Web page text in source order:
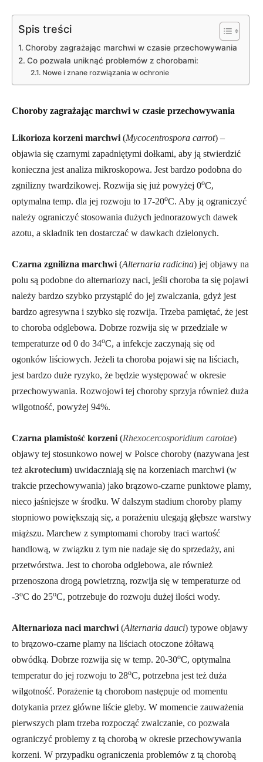
Spis treści
Choroby zagrażając marchwi w czasie przechowywania
Co pozwala uniknąć problemów z chorobami:
Nowe i znane rozwiązania w ochronie
Choroby zagrażając marchwi w czasie przechowywania
Likorioza korzeni marchwi(Mycocentrospora carrot) –
objawia się czarnymi zapadniętymi dołkami, aby ją stwierdzić
konieczna jest analiza mikroskopowa. Jest bardzo podobna do
zgnilizny twardzikowej. Rozwija się już powyżej 0oC,
optymalna temp. dla jej rozwoju to 17-20oC. Aby ją ograniczyć
należy ograniczyć stosowania dużych jednorazowych dawek
azotu, a składnik ten dostarczać w dawkach dzielonych.
Czarna zgnilizna marchwi(Alternaria radicina) jej objawy na
polu są podobne do alternariozy naci, jeśli choroba ta się pojawi
należy bardzo szybko przystąpić do jej zwalczania, gdyż jest
bardzo agresywna i szybko się rozwija. Trzeba pamiętać, że jest
to choroba odglebowa. Dobrze rozwija się w przedziale w
temperaturze od 0 do 34oC, a infekcje zaczynają się od
ogonków liściowych. Jeżeli ta choroba pojawi się na liściach,
jest bardzo duże ryzyko, że będzie występować w okresie
przechowywania. Rozwojowi tej choroby sprzyja również duża
wilgotność, powyżej 94%.
Czarna plamistość korzeni(Rhexocercosporidium carotae)
objawy tej stosunkowo nowej w Polsce choroby (nazywana jest
też akrotecium) uwidaczniają się na korzeniach marchwi (w
trakcie przechowywania) jako brązowo-czarne punktowe plamy,
nieco jaśniejsze w środku. W dalszym stadium choroby plamy
stopniowo powiększają się, a porażeniu ulegają głębsze warstwy
miąższu. Marchew z symptomami choroby traci wartość
handlową, w związku z tym nie nadaje się do sprzedaży, ani
przetwórstwa. Jest to choroba odglebowa, ale również
przenoszona drogą powietrzną, rozwija się w temperaturze od
-3oC do 25oC, potrzebuje do rozwoju dużej ilości wody.
Alternarioza naci marchwi(Alternaria dauci) typowe objawy
to brązowo-czarne plamy na liściach otoczone żółtawą
obwódką. Dobrze rozwija się w temp. 20-30oC, optymalna
temperatur do jej rozwoju to 28oC, potrzebna jest też duża
wilgotność. Porażenie tą chorobom następuje od momentu
dotykania przez główne liście gleby. W momencie zauważenia
pierwszych plam trzeba rozpocząć zwalczanie, co pozwala
ograniczyć problemy z tą chorobą w okresie przechowywania
korzeni. W przypadku ograniczenia problemów z tą chorobą